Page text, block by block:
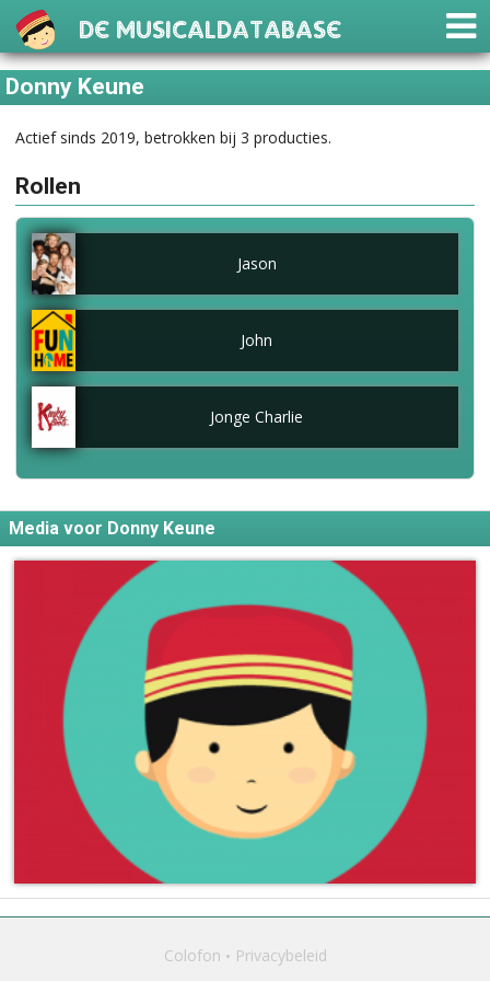
De Musicaldatabase
Donny Keune
Actief sinds 2019, betrokken bij 3 producties.
Rollen
Jason
John
Jonge Charlie
Media voor Donny Keune
Colofon Privacybeleid